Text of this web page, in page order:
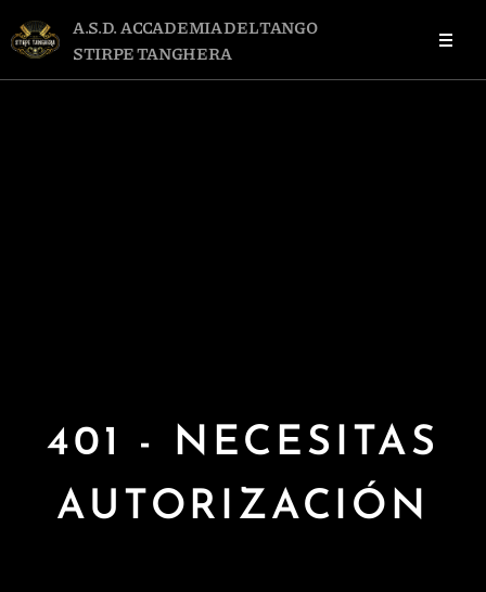
A.S.D. ACCADEMIA DEL TANGO
STIRPE TANGHERA
401 - NECESITAS
AUTORIZACIÓN